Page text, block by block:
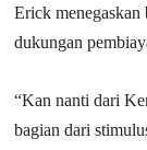
Erick menegaskan
dukungan
“Kan nanti dari
bagian dari